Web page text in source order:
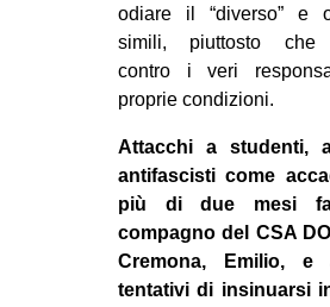
bsky
odiare il “diverso” e
simili, piuttosto che
contro i veri
proprie condizioni.
Attacchi a studenti,
antifascisti come
più di due mesi
compagno del CSA
Cremona, Emilio, e
tentativi di insinuarsi